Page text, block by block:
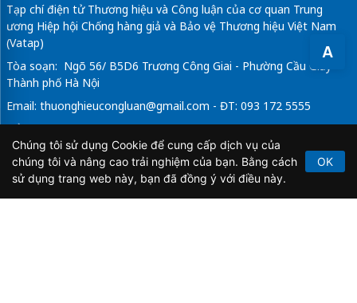
A
Tạp chí điện tử Thương hiệu và Công luận của cơ quan Trung
ương Hiệp hội Chống hàng giả và Bảo vệ Thương hiệu Việt Nam
(Vatap)
Tòa soạn: Ngõ 56/ B5D6 Trương Công Giai - Phường Cầu Giấy -
Thành phố Hà Nội
Email: thuonghieucongluan@gmail.com - ĐT: 093 172 5555
Tổng Biên Tập: Vũ Đức Thuận
Giấy phép hoạt động báo chí điện tử số 64/GP-BTTTT do Bộ
Thông tin và Truyền thông cấp ngày 21/2/2020.
Chúng tôi sử dụng Cookie để cung cấp dịch vụ của
chúng tôi và nâng cao trải nghiệm của bạn. Bằng cách
sử dụng trang web này, bạn đã đồng ý với điều này.
OK